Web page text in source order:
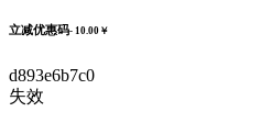
立减优惠码- 10.00￥
d893e6b7c0
失效